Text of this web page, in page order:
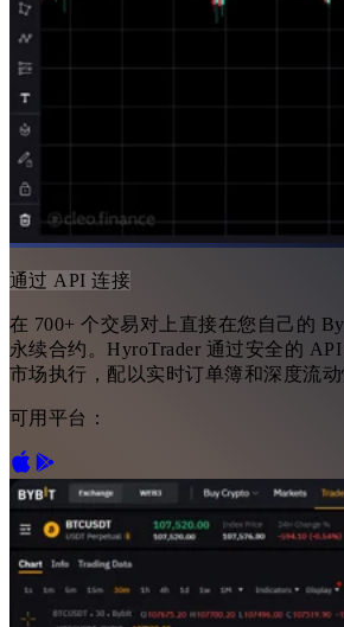
通过 API 连接
在 700+ 个交易对上直接在您自己的
永续合约。HyroTrader 通过安全的
市场执行，配以实时订单簿和深度流动
可用平台：